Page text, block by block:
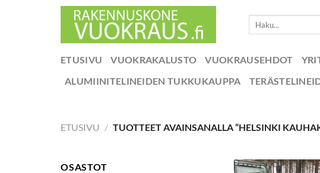
ETUSIVU VUOKRAKALUSTO VUOKRAUSEHDOT
ALUMIINITELINEIDEN TUKKUKAUPPA
ETUSIVU / TUOTTEET AVAINSANALLA “HELSINKI
OSASTOT